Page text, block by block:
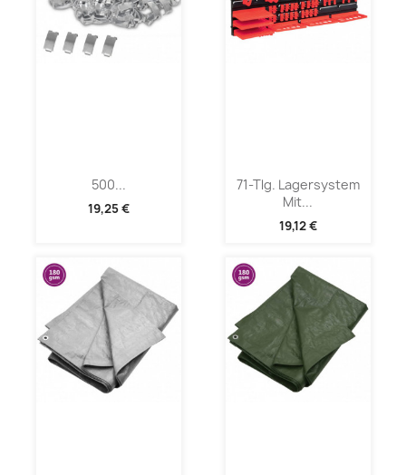
500...
19,25 €
71-Tlg. Lagersystem
Mit...
19,12 €